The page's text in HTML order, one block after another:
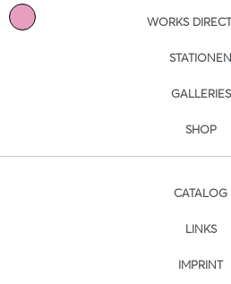
WORKS
STATIONEN
GALLERIES
SHOP
CATALOG
LINKS
IMPRINT